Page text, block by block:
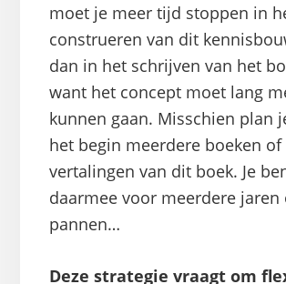
moet je meer tijd stoppen in
construeren van dit
dan in het schrijven van het
want het concept moet lang
kunnen gaan. Misschien plan
het begin meerdere boeken of
vertalingen van dit boek. Je
daarmee voor meerdere jaren
pannen…
Deze strategie vraagt om